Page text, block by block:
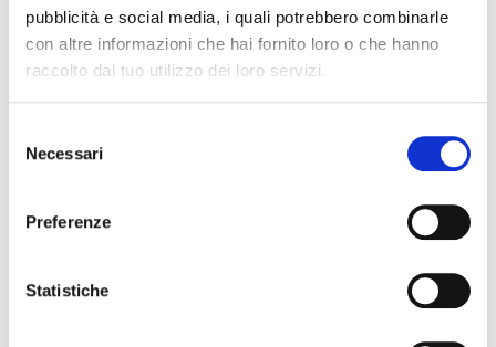
pubblicità e social media, i quali potrebbero combinarle
con altre informazioni che hai fornito loro o che hanno
raccolto dal tuo utilizzo dei loro servizi.
delNecessari
Preferenze
Statistiche